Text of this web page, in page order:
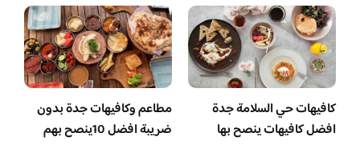
كافيهات حي السلامة جدة
افضل كافيهات ينصح بها
مطاعم وكافيهات جدة بدون
ضريبة افضل 10ينصح بهم